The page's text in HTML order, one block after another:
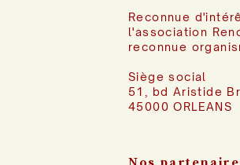
Reconnue
l'association
reconnue
Siège social
51, bd Aristide
45000 ORLEANS